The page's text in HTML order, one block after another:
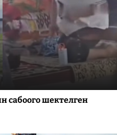
сабоого шектелген